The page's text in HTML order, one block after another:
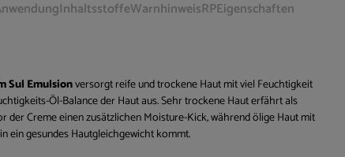
InhaltsstoffeWarnhinweisRPEigenschaften
Sul Emulsionversorgt reife und trockene Haut mit viel Feuchtigkeit
Öl-Balance der Haut aus. Sehr trockene Haut erfährt als
der Creme einen zusätzlichen Moisture-Kick, während ölige Haut mit
ein gesundes Hautgleichgewicht kommt.